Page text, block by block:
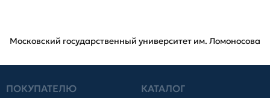
Московский государственный университет им. Ломоносова
ПОКУПАТЕЛЮ КАТАЛОГ